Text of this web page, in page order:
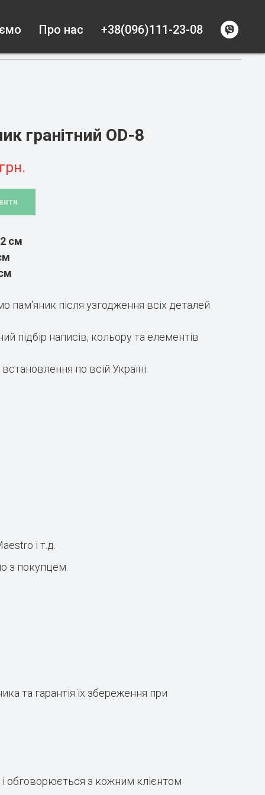
Про нас +38(096)111-23-08
гранітний OD-8
см
пам'яник після узгодження всіх деталей
підбір написів, кольору та елементів
по всій Україні.
і т.д.
з покупцем.
та гарантія їх збереження при
і обговорюється з кожним клієнтом